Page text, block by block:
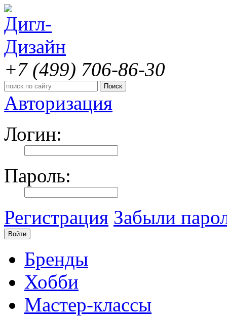
+7 (499) 706-86-30
Авторизация
Логин:
Пароль:
Регистрация Забыли
Бренды
Хобби
Мастер-классы